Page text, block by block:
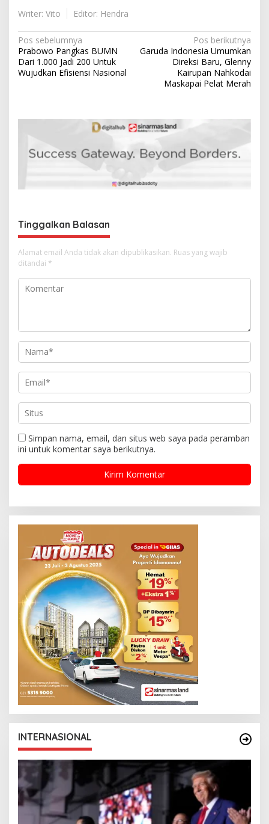
Writer: Vito Editor: Hendra
N
a
v
o
Pos sebelumnya
Prabowo Pangkas BUMN
Dari 1.000 Jadi 200 Untuk
Wujudkan Efisiensi Nasional
Pos berikutnya
Garuda Indonesia Umumkan
Direksi Baru, Glenny
Kairupan Nahkodai
Maskapai Pelat Merah
Tinggalkan Balasan
Alamat email Anda tidak akan dipublikasikan. Ruas yang wajib
ditandai *
Simpan nama, email, dan situs web saya pada peramban
ini untuk komentar saya berikutnya.
INTERNASIONAL